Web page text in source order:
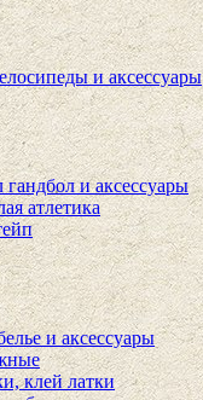
и аксессуары
и аксессуары
атлетика
и аксессуары
клей латки